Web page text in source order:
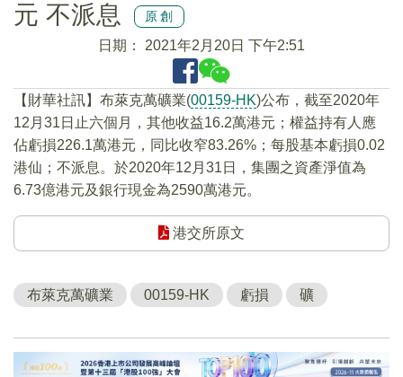
元 不派息
原創
日期： 2021年2月20日 下午2:51
【財華社訊】布萊克萬礦業(00159-HK)公布，截至2020年
12月31日止六個月，其他收益16.2萬港元；權益持有人應
佔虧損226.1萬港元，同比收窄83.26%；每股基本虧損0.02
港仙；不派息。於2020年12月31日，集團之資產淨值為
6.73億港元及銀行現金為2590萬港元。
港交所原文
布萊克萬礦業 00159-HK 虧損 礦